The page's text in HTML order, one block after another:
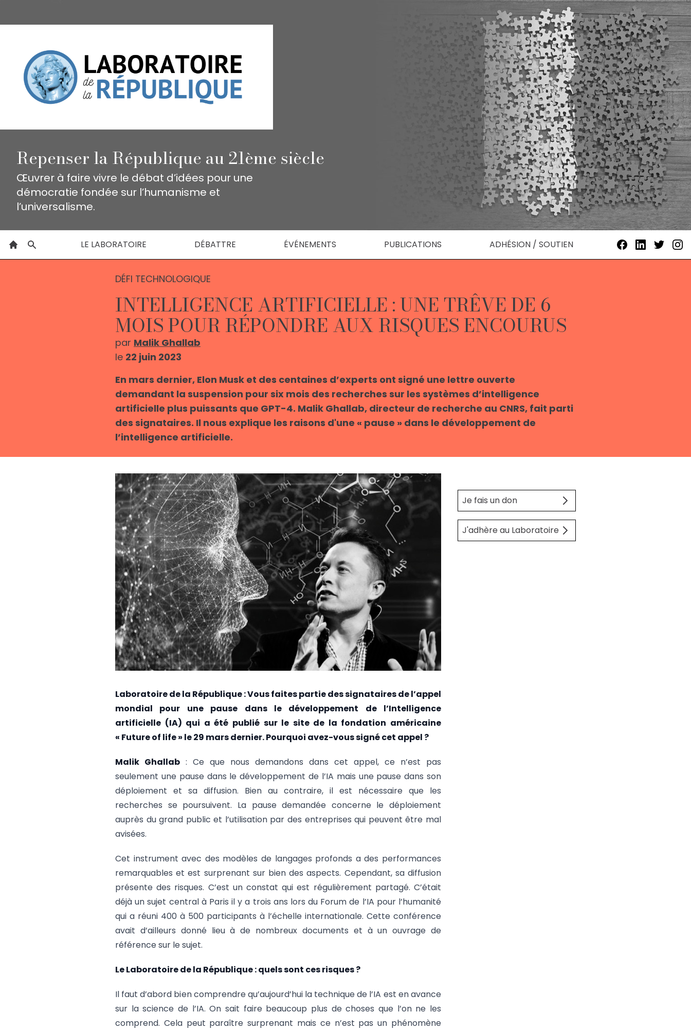
Repenser la République au 21ème siècle
Œuvrer à faire vivre le débat d’idées pour une
démocratie fondée sur l’humanisme et
l’universalisme.
LE LABORATOIRE DÉBATTRE ÉVÉNEMENTS PUBLICATIONS ADHÉSION / SOUTIEN
DÉFI TECHNOLOGIQUE
INTELLIGENCE ARTIFICIELLE : UNE TRÊVE DE 6
MOIS POUR RÉPONDRE AUX RISQUES ENCOURUS
par Malik Ghallab
le 22 juin 2023
En mars dernier, Elon Musk et des centaines d’experts ont signé une lettre ouverte
demandant la suspension pour six mois des recherches sur les systèmes d’intelligence
artificielle plus puissants que GPT-4. Malik Ghallab, directeur de recherche au CNRS, fait parti
des signataires. Il nous explique les raisons d'une « pause » dans le développement de
l’intelligence artificielle.
Laboratoire de la République : Vous faites partie des signataires de l’appel
mondial pour une pause dans le développement de l’Intelligence
artificielle (IA) qui a été publié sur le site de la fondation américaine
« Future of life » le 29 mars dernier. Pourquoi avez-vous signé cet appel ?
Malik Ghallab : Ce que nous demandons dans cet appel, ce n’est pas
seulement une pause dans le développement de l’IA mais une pause dans son
déploiement et sa diffusion. Bien au contraire, il est nécessaire que les
recherches se poursuivent. La pause demandée concerne le déploiement
auprès du grand public et l’utilisation par des entreprises qui peuvent être mal
avisées.
Cet instrument avec des modèles de langages profonds a des performances
remarquables et est surprenant sur bien des aspects. Cependant, sa diffusion
présente des risques. C’est un constat qui est régulièrement partagé. C’était
déjà un sujet central à Paris il y a trois ans lors du Forum de l’IA pour l’humanité
qui a réuni 400 à 500 participants à l’échelle internationale. Cette conférence
avait d’ailleurs donné lieu à de nombreux documents et à un ouvrage de
référence sur le sujet.
Le Laboratoire de la République : quels sont ces risques ?
Il faut d’abord bien comprendre qu’aujourd’hui la technique de l’IA est en avance
sur la science de l’IA. On sait faire beaucoup plus de choses que l’on ne les
comprend. Cela peut paraître surprenant mais ce n’est pas un phénomène
Je fais un don
J'adhère au Laboratoire